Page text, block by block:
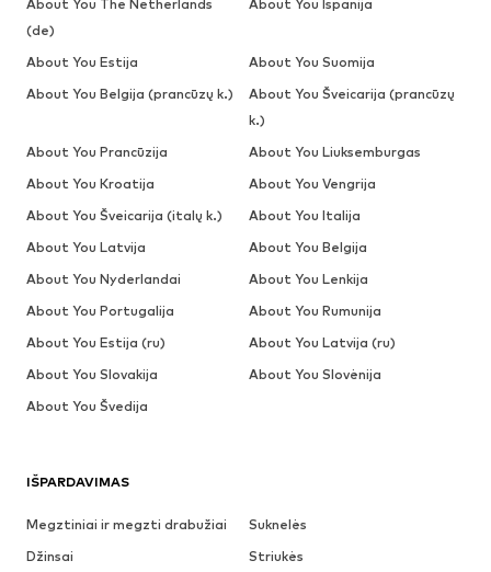
IŠPARDAVIMAS
Megztiniai ir megzti drabužiai
Suknelės
Džinsai
Striukės
About You The Netherlands
(de)
About You Ispanija
About You Estija
About You Suomija
About You Belgija (prancūzų k.)
About You Šveicarija (prancūzų
k.)
About You Prancūzija
About You Liuksemburgas
About You Kroatija
About You Vengrija
About You Šveicarija (italų k.)
About You Italija
About You Latvija
About You Belgija
About You Nyderlandai
About You Lenkija
About You Portugalija
About You Rumunija
About You Estija (ru)
About You Latvija (ru)
About You Slovakija
About You Slovėnija
About You Švedija